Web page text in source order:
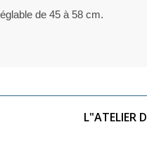
de 45 à 58 cm.
L"ATELIER